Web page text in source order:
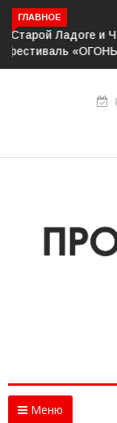
ГЛАВНОЕ
Александр
руководителями
Меню